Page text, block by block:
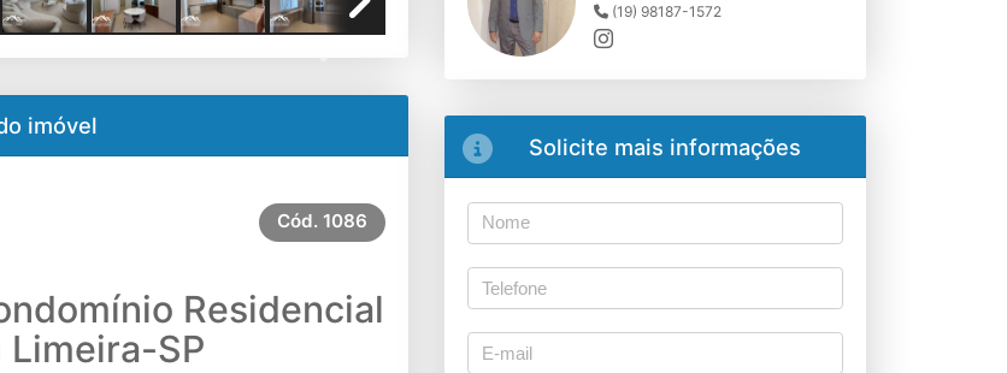
imóvel
Cód. 1086
Residencial
Limeira-SP
(19) 98187-1572
Solicite mais informações